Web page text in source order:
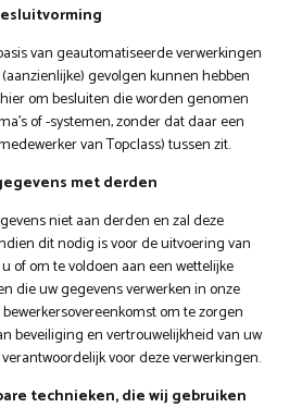
van geautomatiseerde verwerkingen
gevolgen kunnen hebben
om besluiten die worden genomen
of -systemen, zonder dat daar een
van Topclass) tussen zit.
met derden
niet aan derden en zal deze
dit nodig is voor de uitvoering van
of om te voldoen aan een wettelijke
die uw gegevens verwerken in onze
om te zorgen
beveiliging en vertrouwelijkheid van uw
voor deze verwerkingen.
technieken, die wij gebruiken